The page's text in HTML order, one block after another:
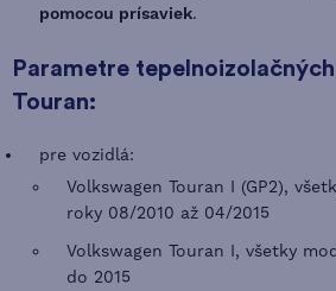
pomocou prísaviek.
Parametre
Touran:
pre vozidlá:
Volkswagen Touran I (GP2),
roky 08/2010 až 04/2015
Volkswagen Touran I, všetky
do 2015